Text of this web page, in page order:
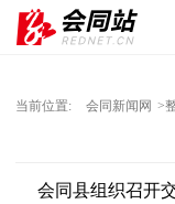
当前位置: 会同新闻网 >
会同县组织召开